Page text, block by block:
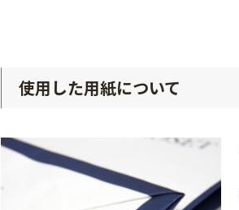
使用した用紙について